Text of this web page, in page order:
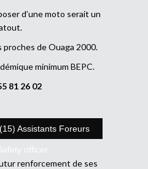
d’une moto serait un
de Ouaga 2000.
minimum BEPC.
81 26 02
Assistants Foreurs
officer
renforcement de ses